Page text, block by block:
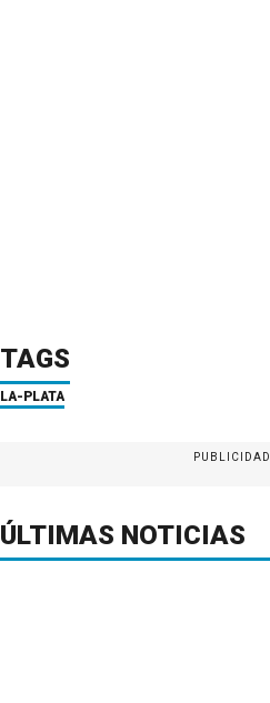
TAGS
LA-PLATA
PUBLICIDAD
ÚLTIMAS NOTICIAS